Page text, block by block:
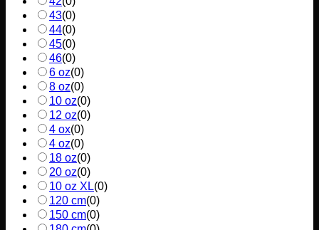
43(0)
44(0)
45(0)
46(0)
6 oz(0)
8 oz(0)
10 oz(0)
12 oz(0)
4 ox(0)
4 oz(0)
18 oz(0)
20 oz(0)
10 oz XL(0)
120 cm(0)
150 cm(0)